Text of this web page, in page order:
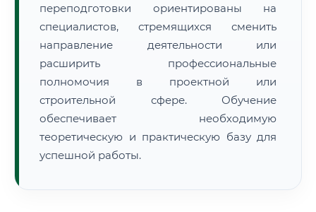
📜 Документы и аккредитация ФИС ФРДО
Нажмите на документ для увеличения и просмотра
переподготовки ориентированы на
специалистов, стремящихся сменить
направление деятельности или
расширить профессиональные
полномочия в проектной или
строительной сфере. Обучение
обеспечивает необходимую
теоретическую и практическую базу для
успешной работы.